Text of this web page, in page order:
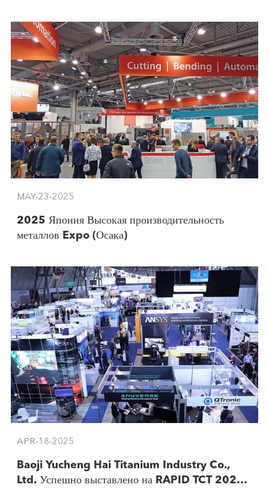
MAY-23-2025
2025 Япония Высокая производительность
металлов Expo (Осака)
APR-18-2025
Baoji Yucheng Hai Titanium Industry Co.,
Ltd. Успешно выставлено на RAPID TCT 2025 в